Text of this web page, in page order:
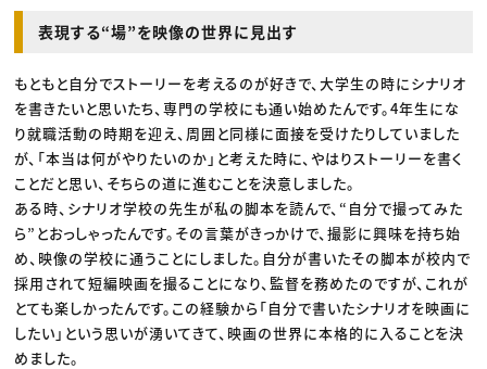
表現する“場”を映像の世界に見出す
もともと自分でストーリーを考えるのが好きで、大学生の時にシナリオ
を書きたいと思いたち、専門の学校にも通い始めたんです。4年生にな
り就職活動の時期を迎え、周囲と同様に面接を受けたりしていました
が、「本当は何がやりたいのか」と考えた時に、やはりストーリーを書く
ことだと思い、そちらの道に進むことを決意しました。
ある時、シナリオ学校の先生が私の脚本を読んで、“自分で撮ってみた
ら”とおっしゃったんです。その言葉がきっかけで、撮影に興味を持ち始
め、映像の学校に通うことにしました。自分が書いたその脚本が校内で
採用されて短編映画を撮ることになり、監督を務めたのですが、これが
とても楽しかったんです。この経験から「自分で書いたシナリオを映画に
したい」という思いが湧いてきて、映画の世界に本格的に入ることを決
めました。